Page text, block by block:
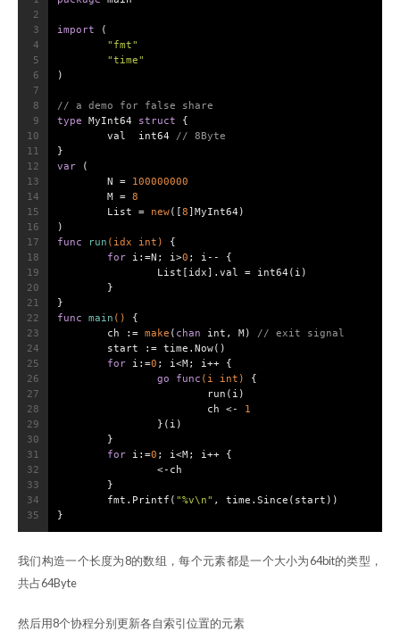
2
3
4
5
6
7
8
9
10
11
12
13
14
15
16
17
18
19
20
21
22
23
24
25
26
27
28
29
30
31
32
33
34
35
import (
"fmt"
"time"
)
// a demo for false share
type MyInt64 struct {
	val
int64
// 8Byte
}
var (
	N =
100000000
	M =
8
	List =
new([8]MyInt64)
)
func
run (idx int )
{
for i:=N; i>0 ; i-- {
		List[idx].val =
int64 (i)
	}
}
func
main ()
{
	ch :=
make ( chan int , M) // exit signal
	start := time.Now()
for i:=0 ; i<M; i++ {
go
func (i int )
{
			run(i)
			ch <-
1
		}(i)
	}
for i:=0 ; i<M; i++ {
		<-ch
	}
	fmt.Printf(
"%v\n" , time.Since(start))
}
我们构造一个长度为8的数组，每个元素都是一个大小为64bit的类型，
共占64Byte
然后用8个协程分别更新各自索引位置的元素